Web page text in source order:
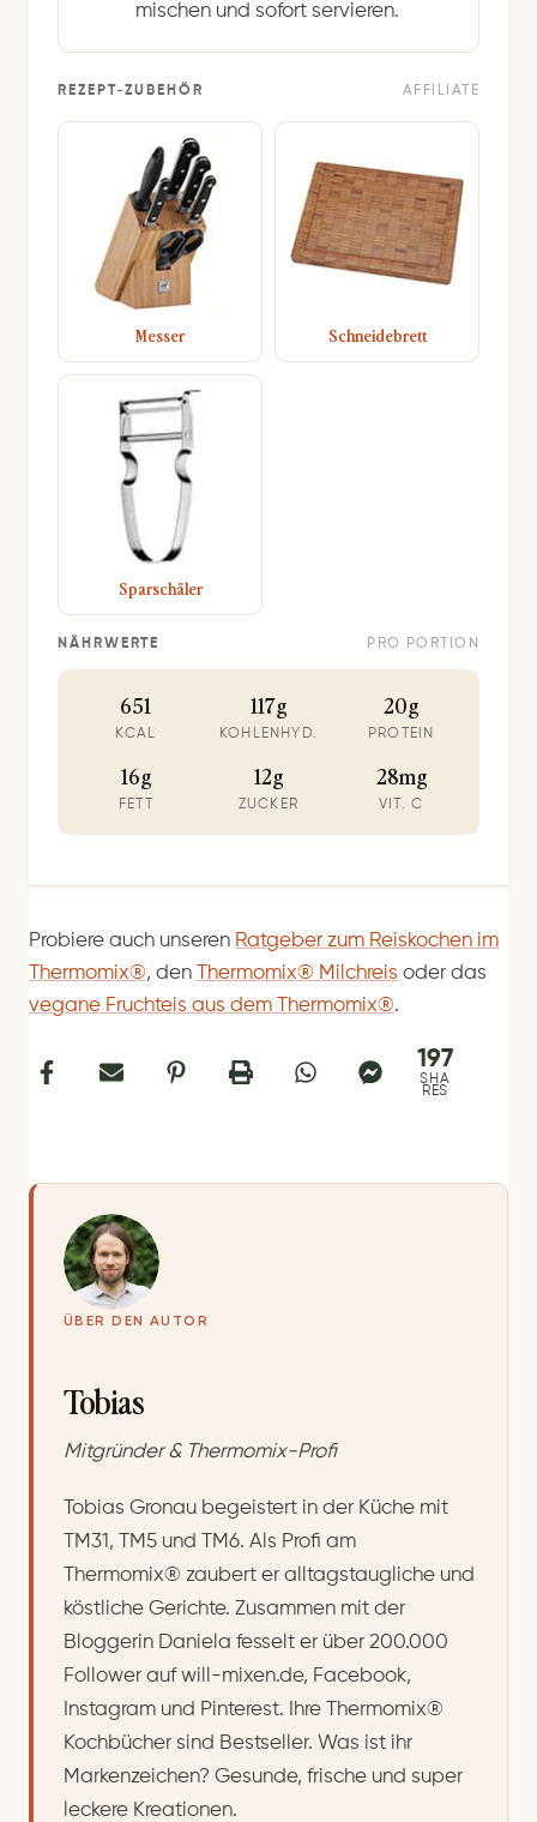
mischen und sofort servieren.
REZEPT-ZUBEHÖR AFFILIATE
Messer Schneidebrett
Sparschäler
NÄHRWERTE PRO PORTION
651
KCAL
117g
KOHLENHYD.
20g
PROTEIN
16g
FETT
12g
ZUCKER
28mg
VIT. C
Probiere auch unseren Ratgeber zum Reiskochen im
Thermomix®, den Thermomix® Milchreis oder das
vegane Fruchteis aus dem Thermomix®.
197
SHA
RES
ÜBER DEN AUTOR
Tobias
Mitgründer & Thermomix-Profi
Tobias Gronau begeistert in der Küche mit
TM31, TM5 und TM6. Als Profi am
Thermomix® zaubert er alltagstaugliche und
köstliche Gerichte. Zusammen mit der
Bloggerin Daniela fesselt er über 200.000
Follower auf will-mixen.de, Facebook,
Instagram und Pinterest. Ihre Thermomix®
Kochbücher sind Bestseller. Was ist ihr
Markenzeichen? Gesunde, frische und super
leckere Kreationen.